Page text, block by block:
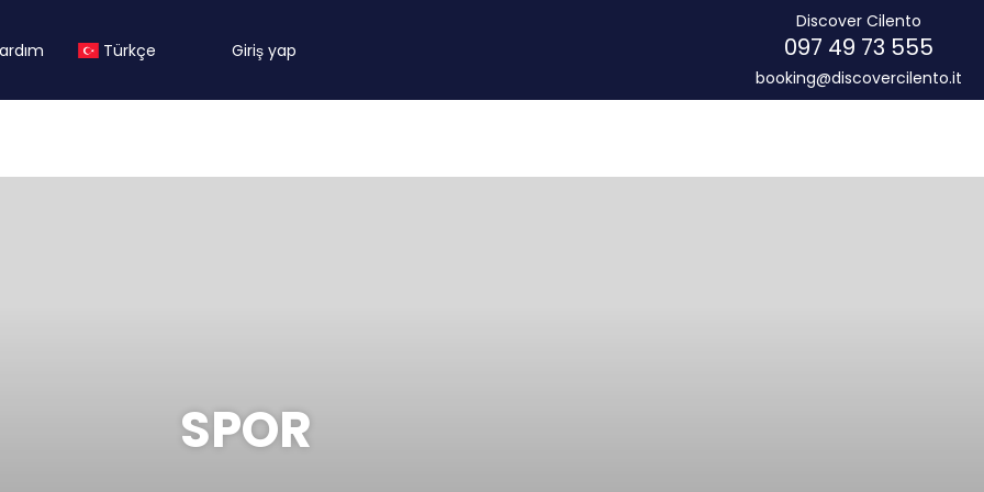
Türkçe Giriş yap
Discover Cilento
097 49 73 555
booking@discovercilento.it
SPOR